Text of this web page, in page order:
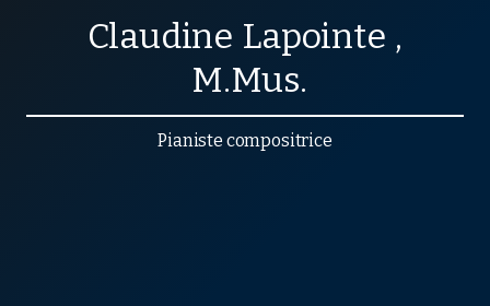
Claudine Lapointe ,
M.Mus.
Pianiste compositrice